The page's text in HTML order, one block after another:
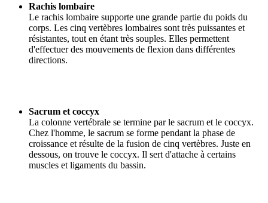
Rachis lombaire
Le rachis lombaire supporte une grande partie du poids du
corps. Les cinq vertèbres lombaires sont très puissantes et
résistantes, tout en étant très souples. Elles permettent
d'effectuer des mouvements de flexion dans différentes
directions.
Sacrum et coccyx
La colonne vertébrale se termine par le sacrum et le coccyx.
Chez l'homme, le sacrum se forme pendant la phase de
croissance et résulte de la fusion de cinq vertèbres. Juste en
dessous, on trouve le coccyx. Il sert d'attache à certains
muscles et ligaments du bassin.